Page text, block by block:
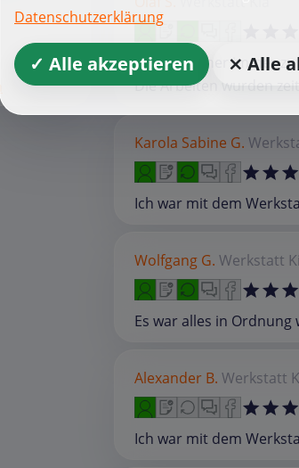
Ich war bisher immer
Die Arbeiten wurden
Karola Sabine G.
Ich war mit dem
Wolfgang G. Werkstatt
Es war alles in Ordnung
Alexander B. Werkstatt
Ich war mit dem
Datenschutzerklärung
✓ Alle akzeptieren ⨯ Alle